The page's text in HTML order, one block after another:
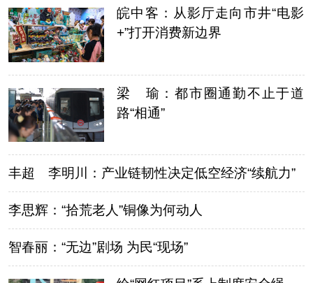
皖中客：从影厅走向市井“电影
+”打开消费新边界
梁 瑜：都市圈通勤不止于道
路“相通”
丰超 李明川：产业链韧性决定低空经济“续航力”
李思辉：“拾荒老人”铜像为何动人
智春丽：“无边”剧场 为民“现场”